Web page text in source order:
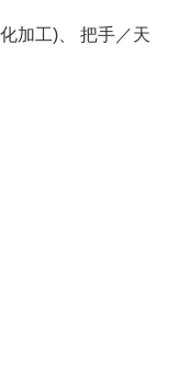
加工)、 把手／天